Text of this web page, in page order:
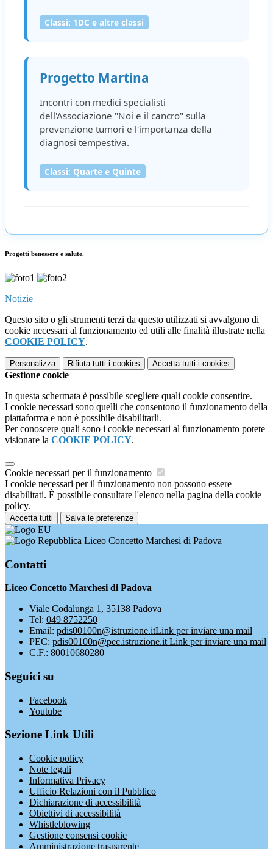
Classi: 1DC e altre classi
Progetto Martina
Incontri con medici specialisti
dell'Associazione "Noi e il cancro" sulla
prevenzione tumori e l'importanza della
diagnosi tempestiva.
Classi: Quarte e Quinte
Progetti benessere e salute.
Notizie
Questo sito o gli strumenti terzi da questo utilizzati si avvalgono di
cookie necessari al funzionamento ed utili alle finalità illustrate nella
COOKIE POLICY.
Personalizza Rifiuta tutti i cookies Accetta tutti i cookies
Gestione cookie
In questa schermata è possibile scegliere quali cookie consentire.
I cookie necessari sono quelli che consentono il funzionamento della
piattaforma e non è possibile disabilitarli.
Per conoscere quali sono i cookie necessari al funzionamento potete
visionare la COOKIE POLICY.
Cookie necessari per il funzionamento
I cookie necessari per il funzionamento non possono essere
disabilitati. È possibile consultare l'elenco nella pagina della cookie
policy.
Accetta tutti Salva le preferenze
Liceo Concetto Marchesi di Padova
Contatti
Liceo Concetto Marchesi di Padova
Viale Codalunga 1, 35138 Padova
Tel: 049 8752250
Email: pdis00100n@istruzione.itLink per inviare una mail
PEC: pdis00100n@pec.istruzione.it Link per inviare una mail
C.F.: 80010680280
Seguici su
Facebook
Youtube
Sezione Link Utili
Cookie policy
Note legali
Informativa Privacy
Ufficio Relazioni con il Pubblico
Dichiarazione di accessibilità
Obiettivi di accessibilità
Whistleblowing
Gestione consensi cookie
Amministrazione trasparente